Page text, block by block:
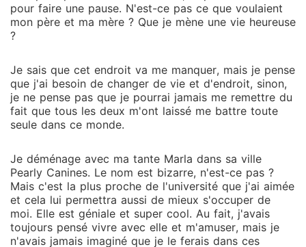
d'amour avec moi ? »
pour faire une pause. N'est-ce pas ce que voulaient
mon père et ma mère ? Que je mène une vie heureuse
?
Je sais que cet endroit va me manquer, mais je pense
que j'ai besoin de changer de vie et d'endroit, sinon,
je ne pense pas que je pourrai jamais me remettre du
fait que tous les deux m'ont laissé me battre toute
seule dans ce monde.
Je déménage avec ma tante Marla dans sa ville
Pearly Canines. Le nom est bizarre, n'est-ce pas ?
Mais c'est la plus proche de l'université que j'ai aimée
et cela lui permettra aussi de mieux s'occuper de
moi. Elle est géniale et super cool. Au fait, j'avais
toujours pensé vivre avec elle et m'amuser, mais je
n'avais jamais imaginé que je le ferais dans ces